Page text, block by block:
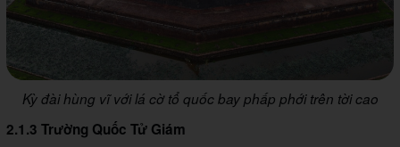
Kỳ đài hùng vĩ với lá cờ tổ quốc bay phấp phới trên tời cao
2.1.3 Trường Quốc Tử Giám